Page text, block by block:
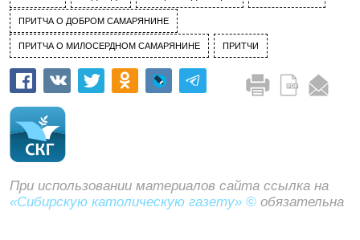
ПРИТЧА О ДОБРОМ САМАРЯНИНЕ
ПРИТЧА О МИЛОСЕРДНОМ САМАРЯНИНЕ ПРИТЧИ
При использовании материалов сайта ссылка на
«Сибирскую католическую газету» © обязательна